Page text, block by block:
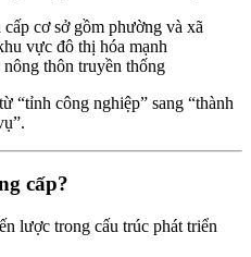
cơ sở gồm phường và xã
vực đô thị hóa mạnh
thôn truyền thống
“tỉnh công nghiệp” sang “thành
cấp?
lược trong cấu trúc phát triển